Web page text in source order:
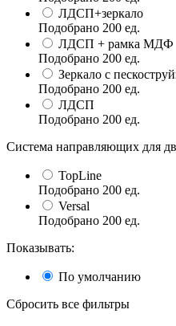
ЛДСП+зеркало
Подобрано 200 ед.
ЛДСП + рамка МДФ
Подобрано 200 ед.
Зеркало с
Подобрано 200 ед.
ЛДСП
Подобрано 200 ед.
Система направляющих для
TopLine
Подобрано 200 ед.
Versal
Подобрано 200 ед.
Показывать:
По умолчанию
Сбросить все фильтры